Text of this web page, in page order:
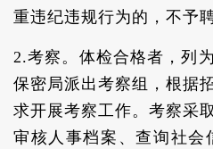
重违纪违规行为的，不予聘
2.考察。体检合格者，列
保密局派出考察组，根据
求开展考察工作。考察采
审核人事档案、查询社会